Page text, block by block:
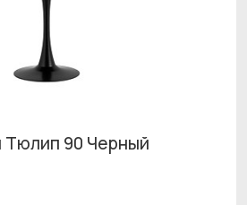
Тюлип 90 Черный